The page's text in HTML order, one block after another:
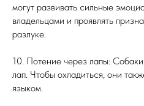
могут развивать сильные
владельцами и проявлять
разлуке.
10. Потение через лапы:
лап. Чтобы охладиться, они
языком.